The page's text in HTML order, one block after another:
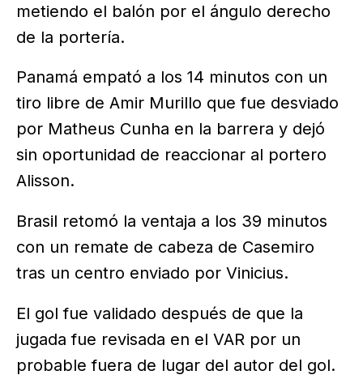
metiendo el balón por el ángulo derecho
de la portería.
Panamá empató a los 14 minutos con un
tiro libre de Amir Murillo que fue desviado
por Matheus Cunha en la barrera y dejó
sin oportunidad de reaccionar al portero
Alisson.
Brasil retomó la ventaja a los 39 minutos
con un remate de cabeza de Casemiro
tras un centro enviado por Vinicius.
El gol fue validado después de que la
jugada fue revisada en el VAR por un
probable fuera de lugar del autor del gol.